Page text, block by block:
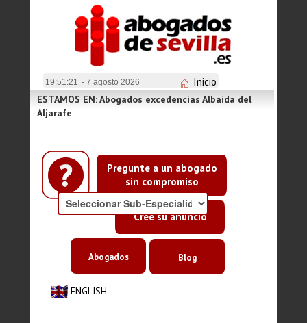
19:51:21 - 7 agosto 2026 Inicio
Pregunte a un abogado
sin compromiso
Cree su anuncio
ESTAMOS EN: Abogados excedencias Albaida del
Aljarafe
ENGLISH
Abogados Blog